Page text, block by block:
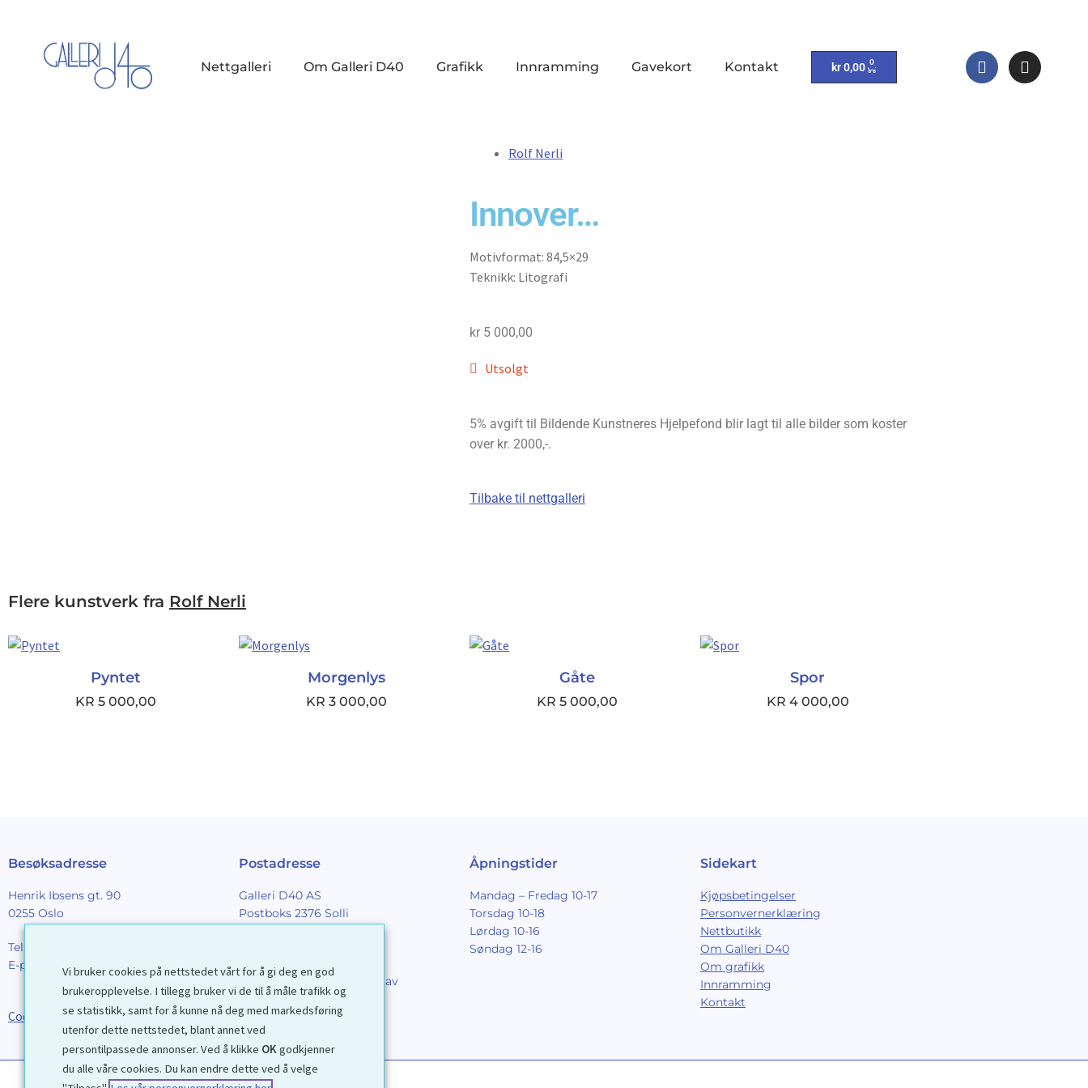
Nettgalleri Om Galleri D40 Grafikk Innramming Gavekort Kontakt kr0,00 0
Rolf Nerli
Innover…
Motivformat: 84,5×29
Teknikk: Litografi
kr 5 000,00
Utsolgt
5% avgift til Bildende Kunstneres Hjelpefond blir lagt til alle bilder som koster
over kr. 2000,-.
Tilbake til nettgalleri
Flere kunstverk fra Rolf Nerli
Pyntet
KR 5 000,00
Morgenlys
KR 3 000,00
Gåte
KR 5 000,00
Spor
KR 4 000,00
Besøksadresse
Henrik Ibsens gt. 90
0255 Oslo
Tel:
E-post:
galleri@d40.no
Cookies
Postadresse
Galleri D40 AS
Postboks 2376 Solli
Mobilnummer til sporing av
forsendelser: 91924069
Åpningstider
Mandag – Fredag 10-17
Torsdag 10-18
Lørdag 10-16
Søndag 12-16
Sidekart
Kjøpsbetingelser
Personvernerklæring
Nettbutikk
Om Galleri D40
Om grafikk
Innramming
Kontakt
Vi bruker cookies på nettstedet vårt for å gi deg en god
brukeropplevelse. I tillegg bruker vi de til å måle trafikk og
se statistikk, samt for å kunne nå deg med markedsføring
utenfor dette nettstedet, blant annet ved
persontilpassede annonser. Ved å klikke OKgodkjenner
du alle våre cookies. Du kan endre dette ved å velge